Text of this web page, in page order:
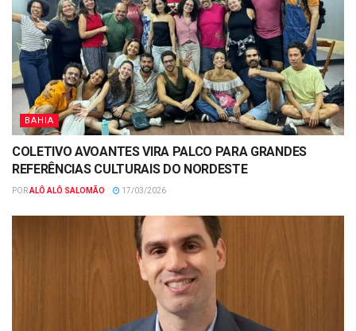
BAHIA
COLETIVO AVOANTES VIRA PALCO PARA GRANDES
REFERÊNCIAS CULTURAIS DO NORDESTE
PORALÔ ALÔ SALOMÃO 17/03/2026